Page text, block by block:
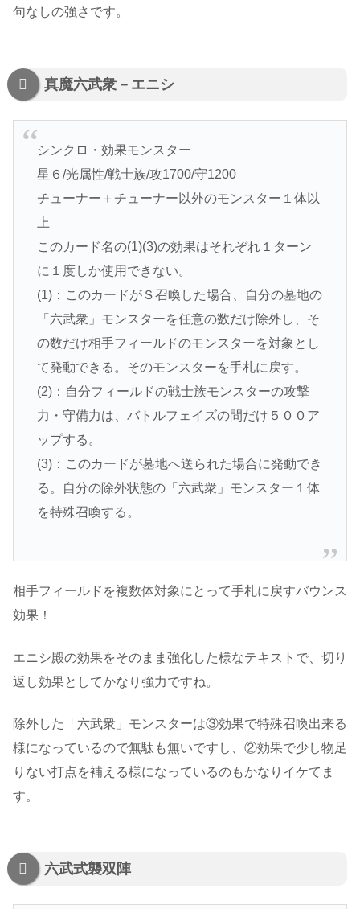
句なしの強さです。
真魔六武衆－エニシ
シンクロ・効果モンスター
星６/光属性/戦士族/攻1700/守1200
チューナー＋チューナー以外のモンスター１体以
上
このカード名の(1)(3)の効果はそれぞれ１ターン
に１度しか使用できない。
(1)：このカードがＳ召喚した場合、自分の墓地の
「六武衆」モンスターを任意の数だけ除外し、そ
の数だけ相手フィールドのモンスターを対象とし
て発動できる。そのモンスターを手札に戻す。
(2)：自分フィールドの戦士族モンスターの攻撃
力・守備力は、バトルフェイズの間だけ５００ア
ップする。
(3)：このカードが墓地へ送られた場合に発動でき
る。自分の除外状態の「六武衆」モンスター１体
を特殊召喚する。
相手フィールドを複数体対象にとって手札に戻すバウンス
効果！
エニシ殿の効果をそのまま強化した様なテキストで、切り
返し効果としてかなり強力ですね。
除外した「六武衆」モンスターは③効果で特殊召喚出来る
様になっているので無駄も無いですし、②効果で少し物足
りない打点を補える様になっているのもかなりイケてま
す。
六武式襲双陣